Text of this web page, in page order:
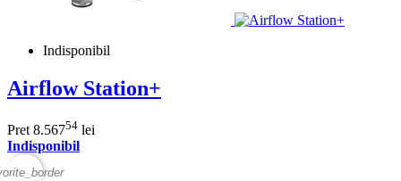
Indisponibil
Airflow Station+
Pret 8.56754 lei
Indisponibil